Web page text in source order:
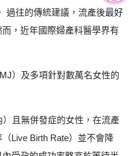
過往的傳統建議，流產後最好
，近年國際婦產科醫學界有
）及多項針對數萬名女性的
且無併發症的女性，在流產
Live Birth Rate）並不會降